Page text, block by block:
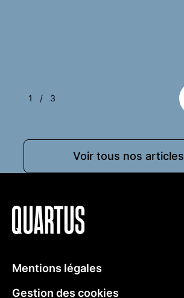
1 / 3
Voir tous nos articles
Quartus
Mentions légales
Gestion des cookies